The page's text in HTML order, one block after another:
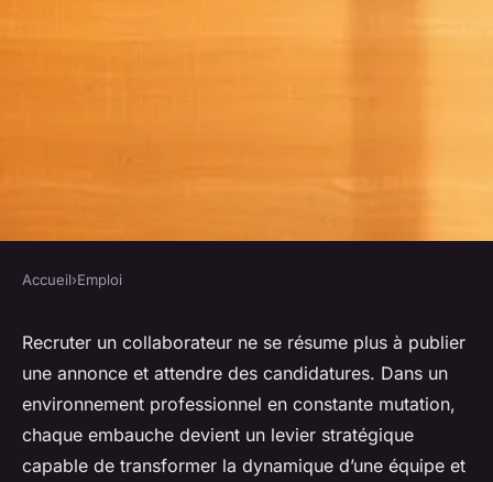
Cabinet de recrutement rh :
comment repérer le talent
agile
Marius•13 janvier 2026•8 min de lecture
Accueil›Emploi
Recruter un collaborateur ne se résume plus à publier
une annonce et attendre des candidatures. Dans un
environnement professionnel en constante mutation,
chaque embauche devient un levier stratégique
capable de transformer la dynamique d’une équipe et